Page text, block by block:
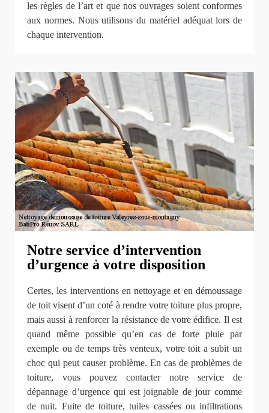
les règles de l’art et que nos ouvrages soient conformes
aux normes. Nous utilisons du matériel adéquat lors de
chaque intervention.
Notre service d’intervention
d’urgence à votre disposition
Certes, les interventions en nettoyage et en démoussage
de toit visent d’un coté à rendre votre toiture plus propre,
mais aussi à renforcer la résistance de votre édifice. Il est
quand même possible qu’en cas de forte pluie par
exemple ou de temps très venteux, votre toit a subit un
choc qui peut causer problème. En cas de problèmes de
toiture, vous pouvez contacter notre service de
dépannage d’urgence qui est joignable de jour comme
de nuit. Fuite de toiture, tuiles cassées ou infiltrations